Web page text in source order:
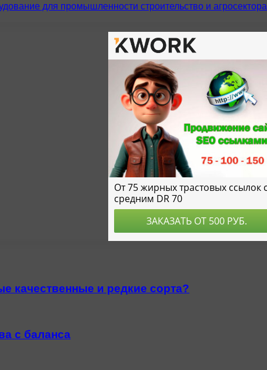
для промышленности строительство и агросектора
качественные и редкие сорта?
с баланса